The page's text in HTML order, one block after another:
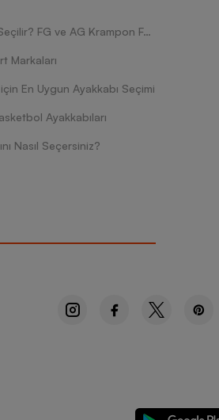
Krampon Nasıl Seçilir? FG ve AG Krampon Farkları Nelerdir?
Markaları
için En Uygun Ayakkabı Seçimi
Ayakkabıları
Nasıl Seçersiniz?